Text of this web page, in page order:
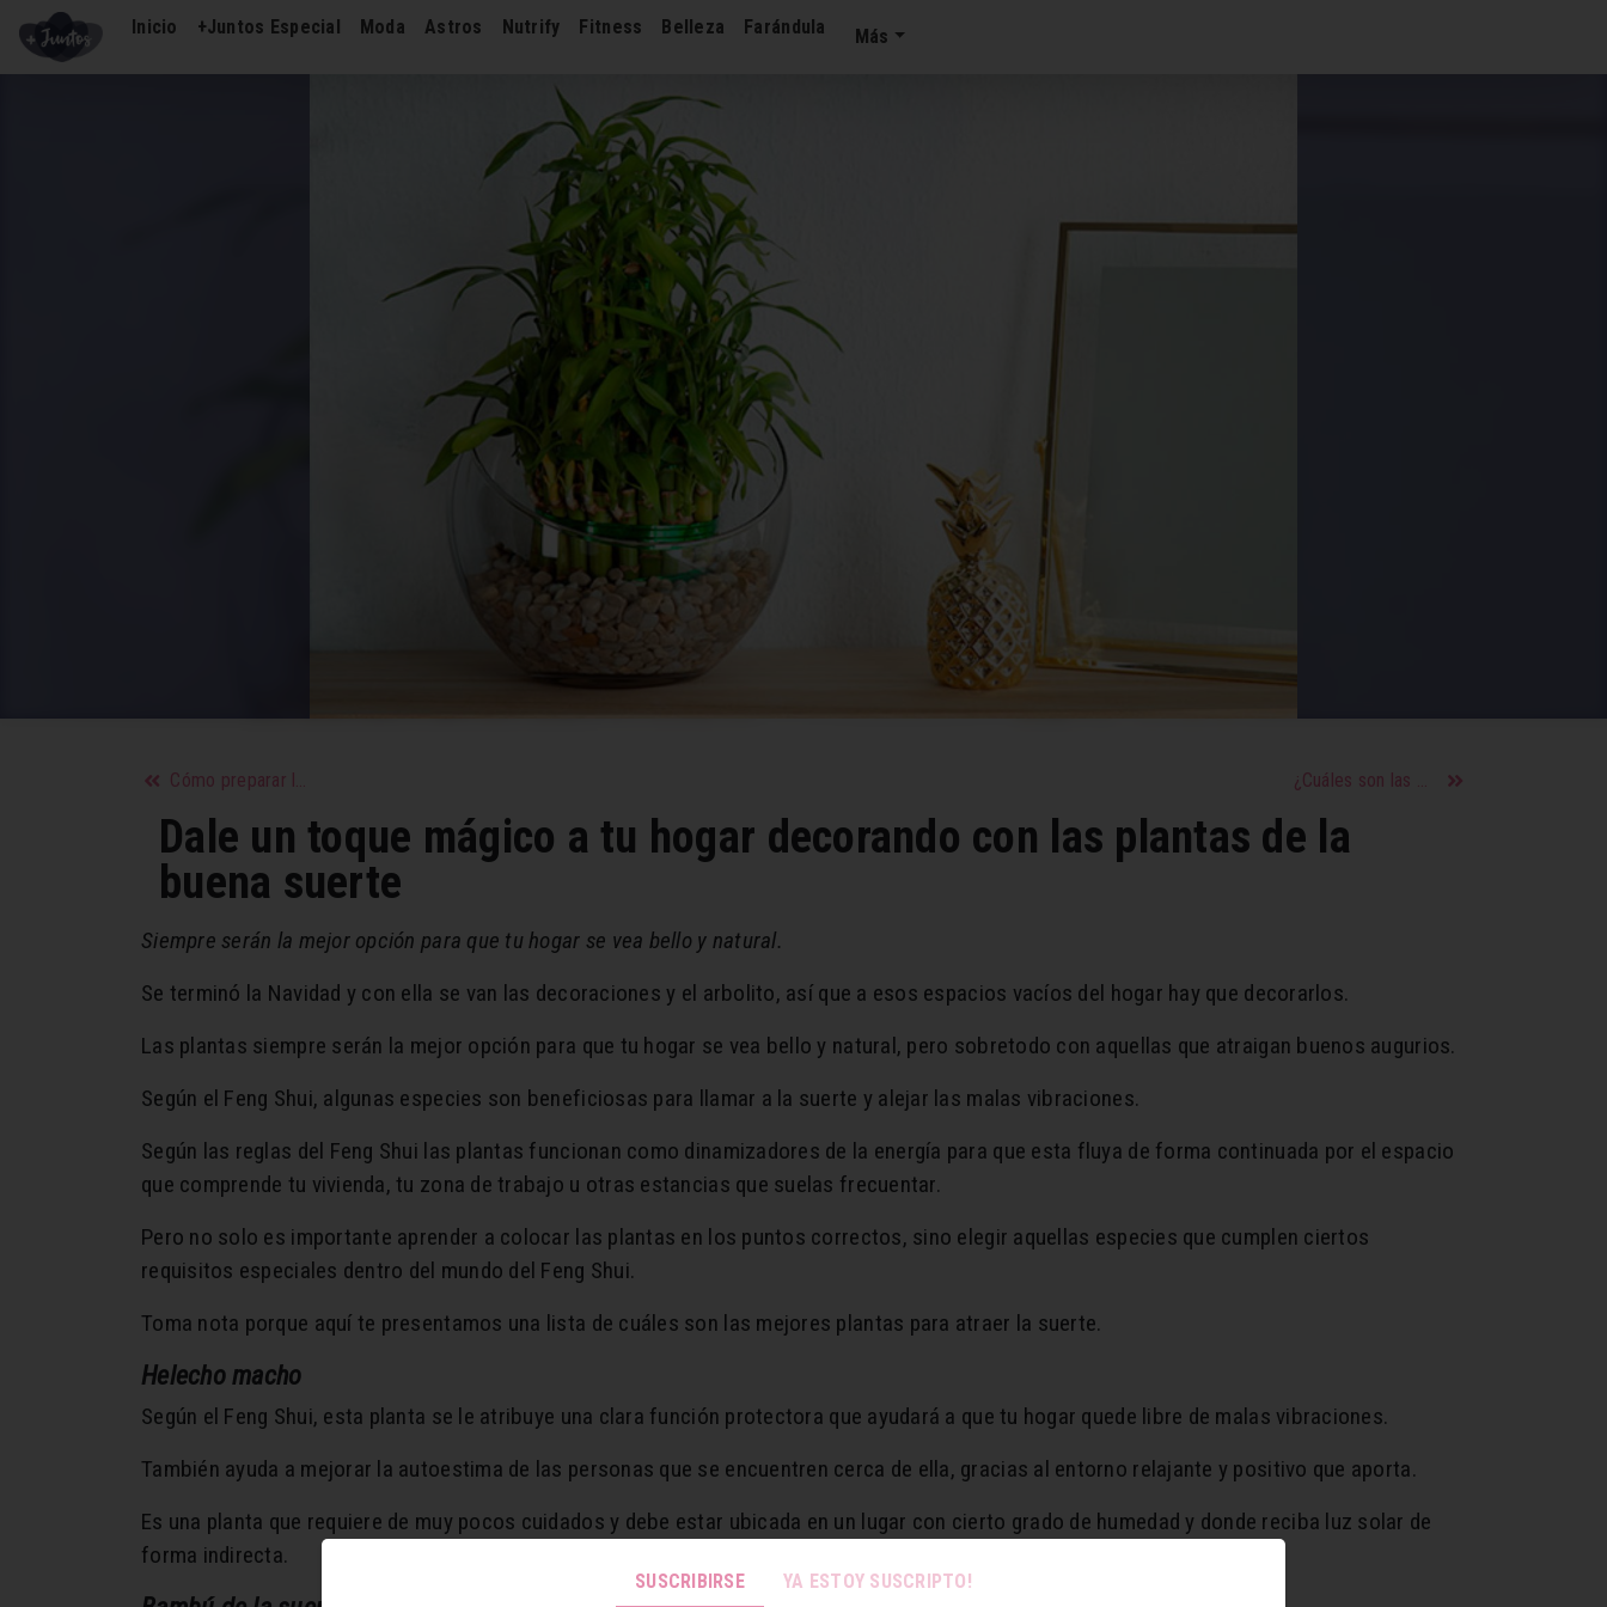
Inicio +Juntos Especial Moda Astros Nutrify Fitness Belleza Farándula Más
Cómo preparar la piel para las fiestas ¿Cuáles son las zonas erógenas de ellos y cómo estimularlas?
Dale un toque mágico a tu hogar decorando con las plantas de la
buena suerte
Siempre serán la mejor opción para que tu hogar se vea bello y natural.
Se terminó la Navidad y con ella se van las decoraciones y el arbolito, así que a esos espacios vacíos del hogar hay que decorarlos.
Las plantas siempre serán la mejor opción para que tu hogar se vea bello y natural, pero sobretodo con aquellas que atraigan buenos augurios.
Según el Feng Shui, algunas especies son beneficiosas para llamar a la suerte y alejar las malas vibraciones.
Según las reglas del Feng Shui las plantas funcionan como dinamizadores de la energía para que esta fluya de forma continuada por el espacio
que comprende tu vivienda, tu zona de trabajo u otras estancias que suelas frecuentar.
Pero no solo es importante aprender a colocar las plantas en los puntos correctos, sino elegir aquellas especies que cumplen ciertos
requisitos especiales dentro del mundo del Feng Shui.
Toma nota porque aquí te presentamos una lista de cuáles son las mejores plantas para atraer la suerte.
Helecho macho
Según el Feng Shui, esta planta se le atribuye una clara función protectora que ayudará a que tu hogar quede libre de malas vibraciones.
También ayuda a mejorar la autoestima de las personas que se encuentren cerca de ella, gracias al entorno relajante y positivo que aporta.
Es una planta que requiere de muy pocos cuidados y debe estar ubicada en un lugar con cierto grado de humedad y donde reciba luz solar de
forma indirecta.
SUSCRIBIRSE YA ESTOY SUSCRIPTO!